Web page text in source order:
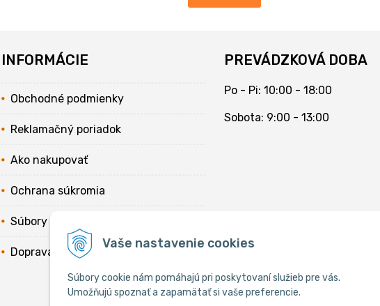
Vaše nastavenie cookies
Súbory cookie nám pomáhajú pri poskytovaní služieb pre vás.
Umožňujú spoznať a zapamätať si vaše preferencie.
INFORMÁCIE
Obchodné podmienky
Reklamačný poriadok
Ako nakupovať
Ochrana súkromia
Súbory cookies
Doprava
PREVÁDZKOVÁ DOBA
Po - Pi: 10:00 - 18:00
Sobota: 9:00 - 13:00